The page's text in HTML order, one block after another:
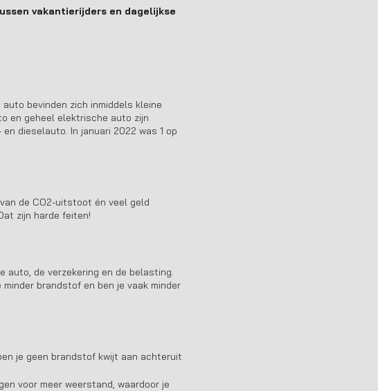
vakantierijders en dagelijkse
bevinden zich inmiddels kleine
en geheel elektrische auto zijn
dieselauto. In januari 2022 was 1 op
de CO2-uitstoot én veel geld
zijn harde feiten!
auto, de verzekering en de belasting.
brandstof en ben je vaak minder
je geen brandstof kwijt aan achteruit
voor meer weerstand, waardoor je